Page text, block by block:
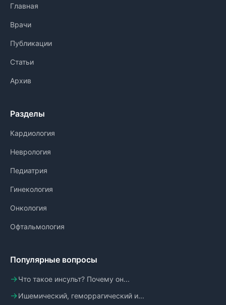
Главная
Врачи
Публикации
Статьи
Архив
Разделы
Кардиология
Неврология
Педиатрия
Гинекология
Онкология
Офтальмология
Популярные вопросы
Что такое инсульт? Почему он...
Ишемический, геморрагический и...